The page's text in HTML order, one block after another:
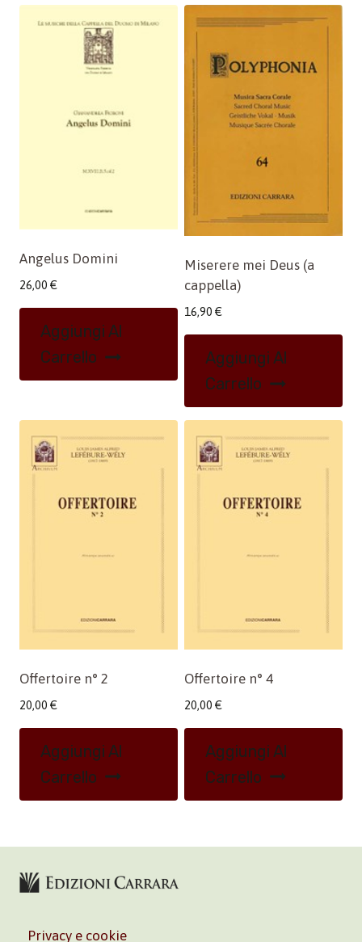
Angelus Domini
26,00 €
Aggiungi Al
Carrello
Miserere mei Deus (a
cappella)
16,90 €
Aggiungi Al
Carrello
Offertoire n° 2
20,00 €
Aggiungi Al
Carrello
Offertoire n° 4
20,00 €
Aggiungi Al
Carrello
Privacy e cookie